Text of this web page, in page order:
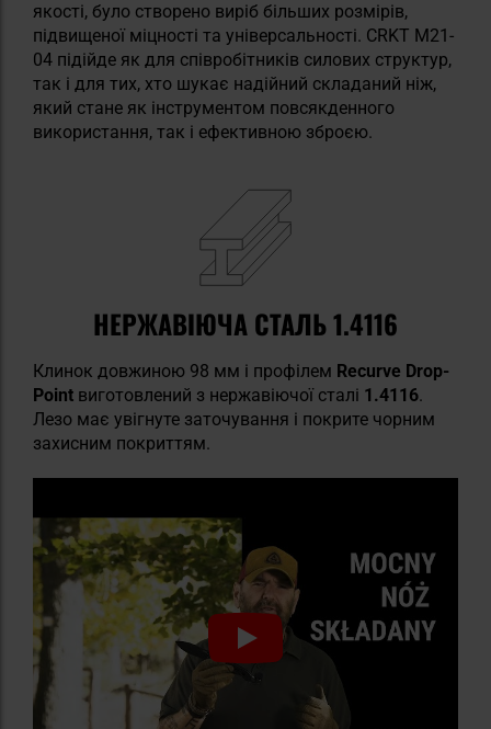
якості, було створено виріб більших розмірів,
підвищеної міцності та універсальності. CRKT M21-
04 підійде як для співробітників силових структур,
так і для тих, хто шукає надійний складаний ніж,
який стане як інструментом повсякденного
використання, так і ефективною зброєю.
НЕРЖАВІЮЧА СТАЛЬ 1.4116
Клинок довжиною 98 мм і профілем Recurve Drop-
Point виготовлений з нержавіючої сталі 1.4116.
Лезо має увігнуте заточування і покрите чорним
захисним покриттям.